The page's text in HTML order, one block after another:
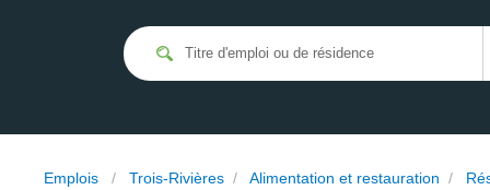
Emplois / Trois-Rivières / Alimentation et restauration /